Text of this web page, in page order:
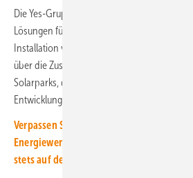
Die Yes-Gruppe ist seit langem führend bei
Lösungen für erneuerbare Energien in
Installation von Lösungen für
über die Zusammenarbeit mit Landwirten
Solarparks, die neue Einkommensquellen
Entwicklung großer Solarprojekte für
Verpassen Sie keine Information rund um
Energiewende! Mit unserem kostenlosen
stets auf dem Laufenden.